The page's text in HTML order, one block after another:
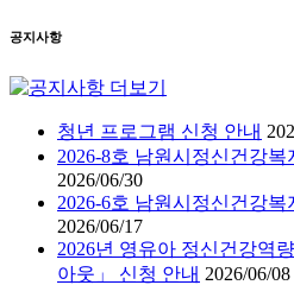
공지사항
청년 프로그램 신청 안내
2026-8호 남원시정신건강
2026/06/30
2026-6호 남원시정신건강
2026/06/17
2026년 영유아 정신건강역
아웃」 신청 안내 2026/06/08